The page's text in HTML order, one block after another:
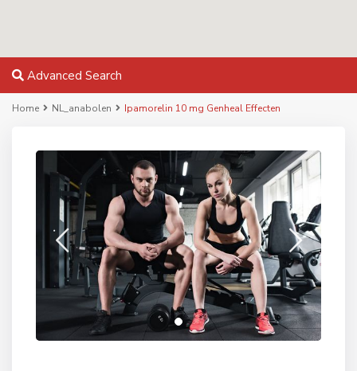
Advanced Search
Home NL_anabolen Ipamorelin 10 mg Genheal Effecten